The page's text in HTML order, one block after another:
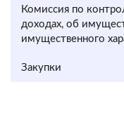
Комиссия по
доходах, об
имущественного
Закупки